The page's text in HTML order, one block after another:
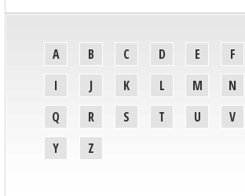
A B C D E F
I
J K L M N
Q
R S T U V
Y
Z